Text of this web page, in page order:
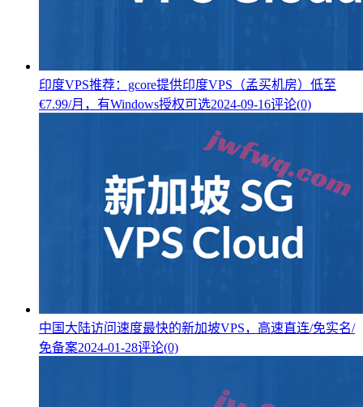
印度VPS推荐：gcore提供印度VPS（孟买机房）低至
€7.99/月，有Windows授权可选2024-09-16评论(0)
中国大陆访问速度最快的新加坡VPS，高速直连/免实名/
免备案2024-01-28评论(0)